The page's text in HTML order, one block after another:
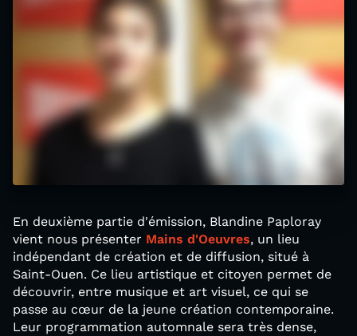
En deuxième partie d'émission, Blandine Paploray
vient nous présenter Mains d'Oeuvres, un lieu
indépendant de création et de diffusion, situé à
Saint-Ouen. Ce lieu artistique et citoyen permet de
découvrir, entre musique et art visuel, ce qui se
passe au cœur de la jeune création contemporaine.
Leur programmation automnale sera très dense,